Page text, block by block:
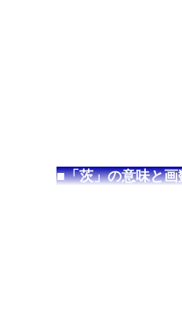
■「茨」の意味と